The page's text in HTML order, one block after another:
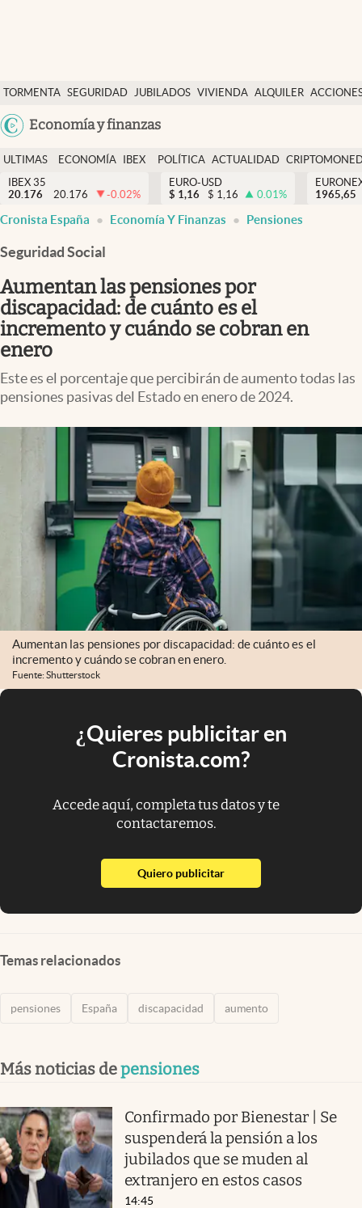
TORMENTA SEGURIDAD JUBILADOS VIVIENDA ALQUILER
USA
Colombia
Economía y finanzas
Economía y finanzas
Política
Actualidad
Criptomonedas
España
ULTIMAS
NOTICIAS
ECONOMÍA
FINANZAS
IBEX
EURO
POLÍTICA ACTUALIDAD
IBEX 35
20.176
20.176 -0.02%
EURO-USD
$ 1,16 $ 1,16 0.01%
1965,65
Cronista España Economía Y Finanzas Pensiones
Seguridad Social
Aumentan las pensiones por
discapacidad: de cuánto es el
incremento y cuándo se cobran en
enero
Este es el porcentaje que percibirán de aumento todas las
pensiones pasivas del Estado en enero de 2024.
Aumentan las pensiones por discapacidad: de cuánto es el
incremento y cuándo se cobran en enero.
Fuente: Shutterstock
¿Quieres publicitar en
Cronista.com?
Accede aquí, completa tus datos y te
contactaremos.
Quiero publicitarabre en nueva pestaña
Temas relacionados
pensiones España discapacidad aumento
Más noticias depensiones
Confirmado por Bienestar | Se
suspenderá la pensión a los
jubilados que se muden al
extranjero en estos casos
14:45